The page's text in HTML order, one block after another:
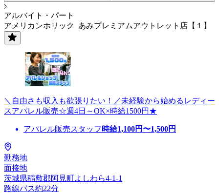
アルバイト・パート
アメリカンホリック_あみプレミアムアウトレット店【１】
＼自由さも収入も欲張りたい！／未経験から始めるレディー
スアパレル販売☆週4日～OK×時給1500円★
アパレル販売スタッフ 時給1,100円〜1,500円
勤務地
面接地
茨城県稲敷郡阿見町よしわら4-1-1
路線バス約22分